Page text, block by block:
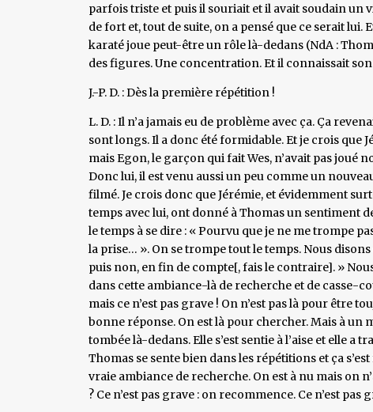
parfois triste et puis il souriait et il avait soudain un
de fort et, tout de suite, on a pensé que ce serait lui.
karaté joue peut-être un rôle là-dedans (NdA :
des figures. Une concentration. Et il connaissait
J.-P. D. : Dès la première répétition !
L. D. : Il n’a jamais eu de problème avec ça. Ça
sont longs. Il a donc été formidable. Et je crois que
mais Egon, le garçon qui fait Wes, n’avait pas joué
Donc lui, il est venu aussi un peu comme un
filmé. Je crois donc que Jérémie, et évidemment
temps avec lui, ont donné à Thomas un sentiment
le temps à se dire : « Pourvu que je ne me trompe
la prise… ». On se trompe tout le temps. Nous
puis non, en fin de compte[, fais le contraire]. »
dans cette ambiance-là de recherche et de casse-
mais ce n’est pas grave ! On n’est pas là pour être
bonne réponse. On est là pour chercher. Mais à un
tombée là-dedans. Elle s’est sentie à l’aise et elle a
Thomas se sente bien dans les répétitions et ça
vraie ambiance de recherche. On est à nu mais on
? Ce n’est pas grave : on recommence. Ce n’est pas